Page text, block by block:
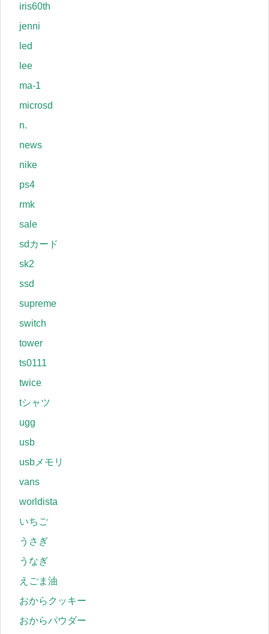
iris60th
jenni
led
lee
ma-1
microsd
n.
news
nike
ps4
rmk
sale
sdカード
sk2
ssd
supreme
switch
tower
ts0111
twice
tシャツ
ugg
usb
usbメモリ
vans
worldista
いちご
うさぎ
うなぎ
えごま油
おからクッキー
おからパウダー